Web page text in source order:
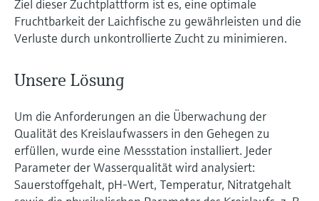
Ziel dieser Zuchtplattform ist es, eine optimale
Fruchtbarkeit der Laichfische zu gewährleisten und die
Verluste durch unkontrollierte Zucht zu minimieren.
Unsere Lösung
Um die Anforderungen an die Überwachung der
Qualität des Kreislaufwassers in den Gehegen zu
erfüllen, wurde eine Messstation installiert. Jeder
Parameter der Wasserqualität wird analysiert:
Sauerstoffgehalt, pH-Wert, Temperatur, Nitratgehalt